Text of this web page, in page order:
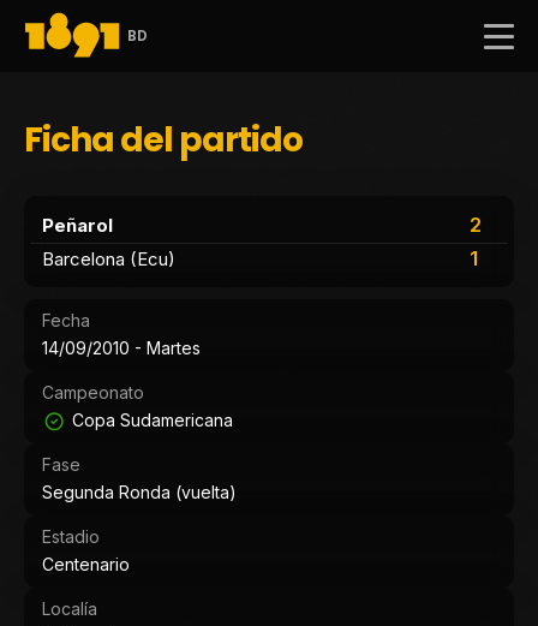
BD
Ficha del partido
Peñarol
2
1
Barcelona (Ecu)
Fecha
14/09/2010 - Martes
Campeonato
Copa Sudamericana
Fase
Segunda Ronda (vuelta)
Estadio
Centenario
Localía